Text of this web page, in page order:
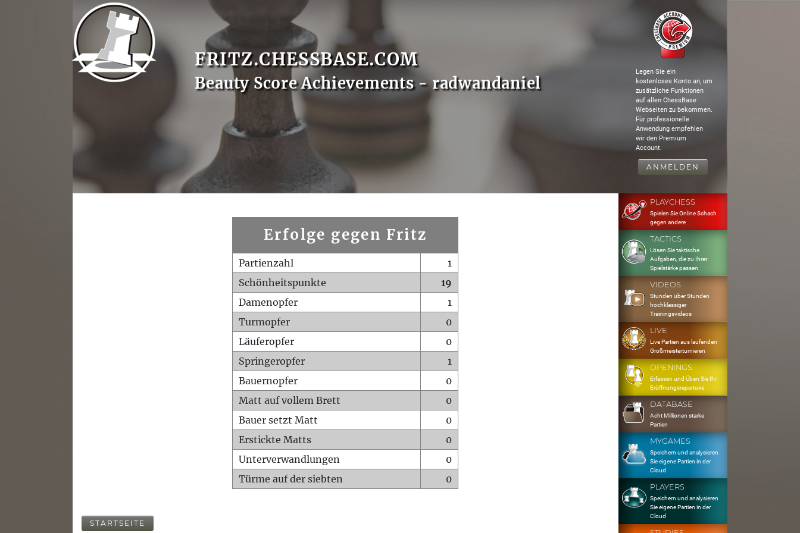
FRITZ.CHESSBASE.COM
Beauty Score Achievements - radwandaniel
Legen Sie ein
kostenloses Konto an, um
zusätzliche Funktionen
auf allen ChessBase
Webseiten zu bekommen.
Für professionelle
Anwendung empfehlen
wir den Premium
Account.
ANMELDEN
Erfolge gegen Fritz
Partienzahl
1
Schönheitspunkte
19
Damenopfer
1
Turmopfer
0
Läuferopfer
0
Springeropfer
1
Bauernopfer
0
Matt auf vollem Brett
0
Bauer setzt Matt
0
Erstickte Matts
0
Unterverwandlungen
0
Türme auf der siebten
0
STARTSEITE
PLAYCHESS
Spielen Sie Online Schach
gegen andere
TACTICS
Lösen Sie taktische
Aufgaben, die zu Ihrer
Spielstärke passen
VIDEOS
Stunden über Stunden
hochklassiger
Trainingsvideos
LIVE
Live Partien aus laufenden
Großmeisterturnieren
OPENINGS
Erfassen und Üben Sie Ihr
Eröffnungsrepertoire
DATABASE
Acht Millionen starke
Partien
MYGAMES
Speichern und analysieren
Sie eigene Partien in der
Cloud
PLAYERS
Speichern und analysieren
Sie eigene Partien in der
Cloud